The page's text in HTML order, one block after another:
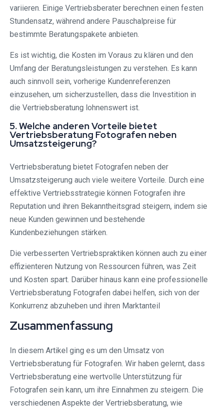
variieren. Einige Vertriebsberater berechnen einen festen
Stundensatz, während andere Pauschalpreise für
bestimmte Beratungspakete anbieten.
Es ist wichtig, die Kosten im Voraus zu klären und den
Umfang der Beratungsleistungen zu verstehen. Es kann
auch sinnvoll sein, vorherige Kundenreferenzen
einzusehen, um sicherzustellen, dass die Investition in
die Vertriebsberatung lohnenswert ist.
5. Welche anderen Vorteile bietet
Vertriebsberatung Fotografen neben
Umsatzsteigerung?
Vertriebsberatung bietet Fotografen neben der
Umsatzsteigerung auch viele weitere Vorteile. Durch eine
effektive Vertriebsstrategie können Fotografen ihre
Reputation und ihren Bekanntheitsgrad steigern, indem sie
neue Kunden gewinnen und bestehende
Kundenbeziehungen stärken.
Die verbesserten Vertriebspraktiken können auch zu einer
effizienteren Nutzung von Ressourcen führen, was Zeit
und Kosten spart. Darüber hinaus kann eine professionelle
Vertriebsberatung Fotografen dabei helfen, sich von der
Konkurrenz abzuheben und ihren Marktanteil
Zusammenfassung
In diesem Artikel ging es um den Umsatz von
Vertriebsberatung für Fotografen. Wir haben gelernt, dass
Vertriebsberatung eine wertvolle Unterstützung für
Fotografen sein kann, um ihre Einnahmen zu steigern. Die
verschiedenen Aspekte der Vertriebsberatung, wie